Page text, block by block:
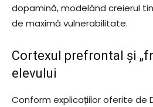
dopamină, modelând creierul
de maximă vulnerabilitate.
Cortexul prefrontal și
elevului
Conform explicațiilor oferite de